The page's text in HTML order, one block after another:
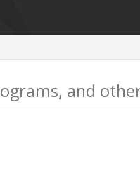
and